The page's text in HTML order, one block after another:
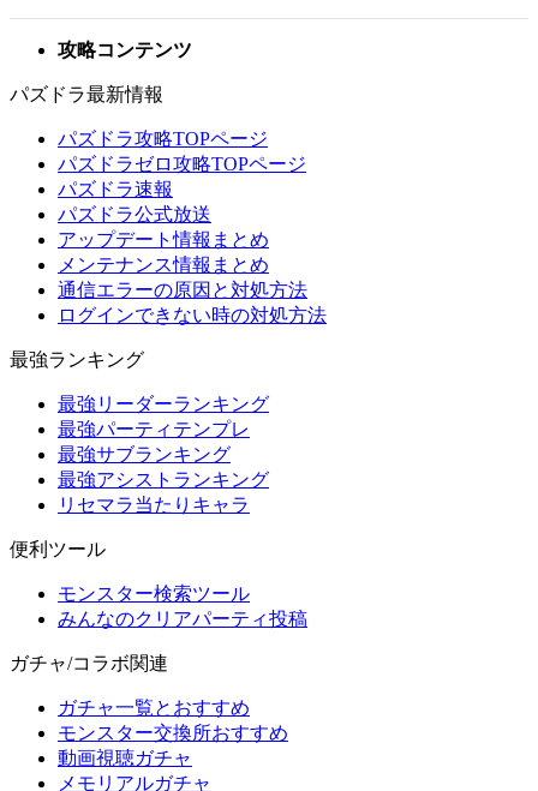
攻略コンテンツ
パズドラ最新情報
パズドラ攻略TOPページ
パズドラゼロ攻略TOPページ
パズドラ速報
パズドラ公式放送
アップデート情報まとめ
メンテナンス情報まとめ
通信エラーの原因と対処方法
ログインできない時の対処方法
最強ランキング
最強リーダーランキング
最強パーティテンプレ
最強サブランキング
最強アシストランキング
リセマラ当たりキャラ
便利ツール
モンスター検索ツール
みんなのクリアパーティ投稿
ガチャ/コラボ関連
ガチャ一覧とおすすめ
モンスター交換所おすすめ
動画視聴ガチャ
メモリアルガチャ